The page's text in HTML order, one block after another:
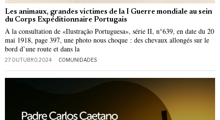
Les animaux, grandes victimes de la I Guerre mondiale au sein
du Corps Expéditionnaire Portugais
À la consultation de «Ilustração Portuguesa», série II, n°639, en date du 20
mai 1918, page 397, une photo nous choque : des chevaux allongés sur le
bord d’une route et dans la
27 OUTUBRO, 2024 COMUNIDADES